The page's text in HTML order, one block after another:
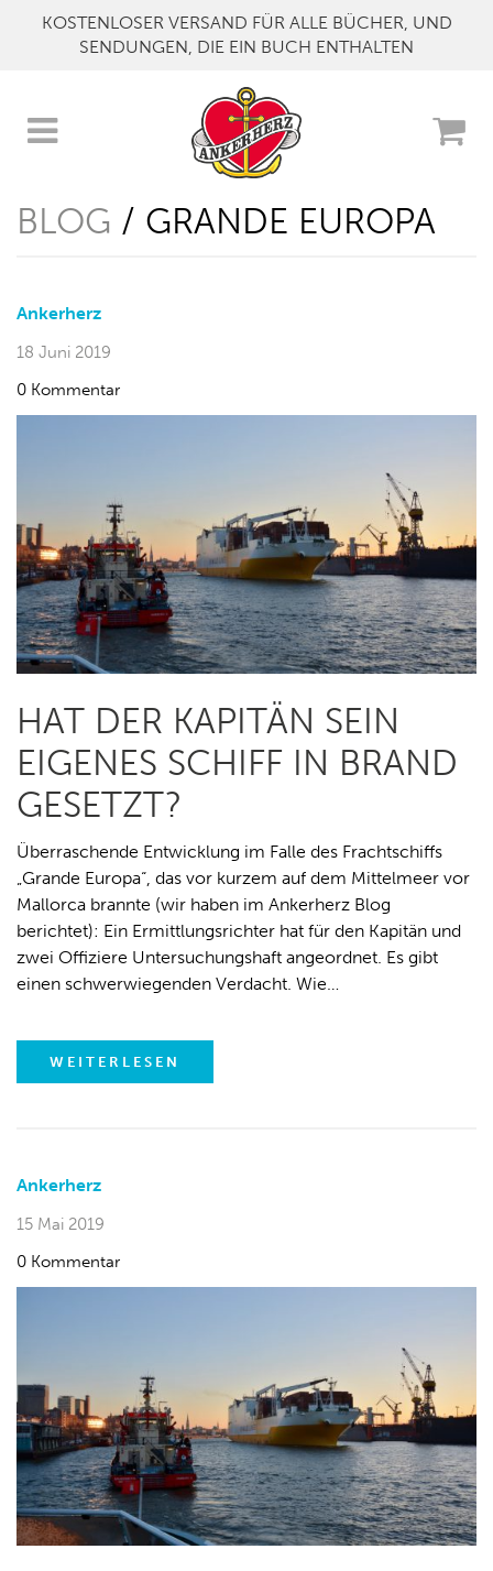
KOSTENLOSER VERSAND FÜR ALLE BÜCHER, UND
SENDUNGEN, DIE EIN BUCH ENTHALTEN
BLOG / GRANDE EUROPA
Ankerherz
18 Juni 2019
0 Kommentar
HAT DER KAPITÄN SEIN
EIGENES SCHIFF IN BRAND
GESETZT?
Überraschende Entwicklung im Falle des Frachtschiffs
„Grande Europa“, das vor kurzem auf dem Mittelmeer vor
Mallorca brannte (wir haben im Ankerherz Blog
berichtet): Ein Ermittlungsrichter hat für den Kapitän und
zwei Offiziere Untersuchungshaft angeordnet. Es gibt
einen schwerwiegenden Verdacht. Wie…
WEITERLESEN
Ankerherz
15 Mai 2019
0 Kommentar